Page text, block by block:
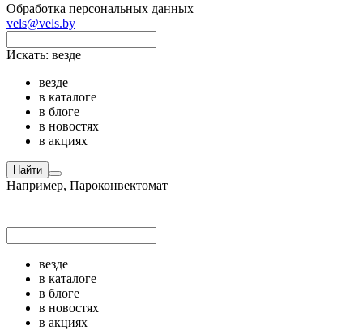
Обработка персональных данных
vels@vels.by
Искать: везде
везде
в каталоге
в блоге
в новостях
в акциях
Найти
Например, Пароконвектомат
везде
в каталоге
в блоге
в новостях
в акциях